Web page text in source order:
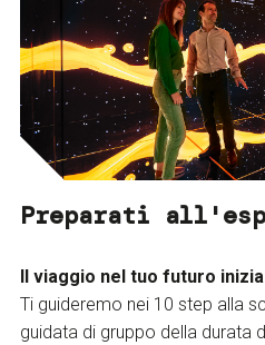
Preparati
Il viaggio nel tuo futuro inizia
Ti guideremo nei 10 step alla
guidata di gruppo della durata